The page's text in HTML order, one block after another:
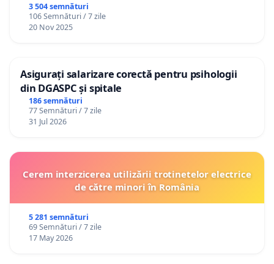
3 504 semnături
106 Semnături / 7 zile
20 Nov 2025
Asigurați salarizare corectă pentru psihologii
din DGASPC și spitale
186 semnături
77 Semnături / 7 zile
31 Jul 2026
Cerem interzicerea utilizării trotinetelor electrice
de către minori în România
5 281 semnături
69 Semnături / 7 zile
17 May 2026